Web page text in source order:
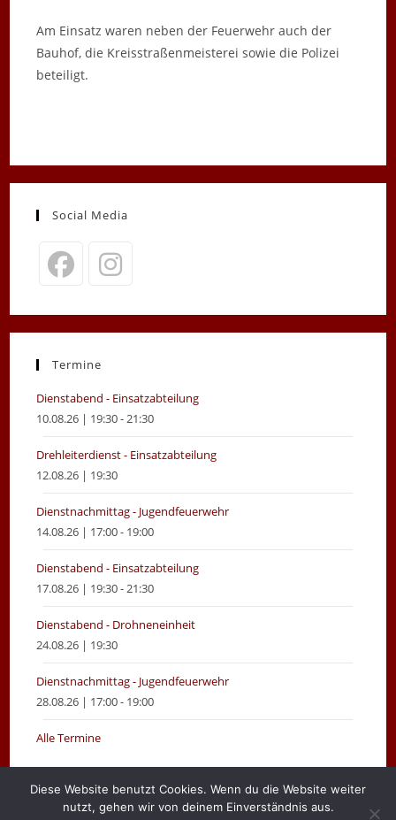
Am Einsatz waren neben der Feuerwehr auch der
Bauhof, die Kreisstraßenmeisterei sowie die Polizei
beteiligt.
Social Media
in
new
in
new
Termine
Dienstabend - Einsatzabteilung
10.08.26 | 19:30 - 21:30
Drehleiterdienst - Einsatzabteilung
12.08.26 | 19:30
Dienstnachmittag - Jugendfeuerwehr
14.08.26 | 17:00 - 19:00
Dienstabend - Einsatzabteilung
17.08.26 | 19:30 - 21:30
Dienstabend - Drohneneinheit
24.08.26 | 19:30
Dienstnachmittag - Jugendfeuerwehr
28.08.26 | 17:00 - 19:00
Alle Termine
Gemeinde Moormerland Impressum Login
Diese Website benutzt Cookies. Wenn du die Website weiter
nutzt, gehen wir von deinem Einverständnis aus.